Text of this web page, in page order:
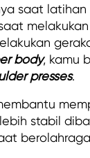
saat
body, kamu
presses.
stabil